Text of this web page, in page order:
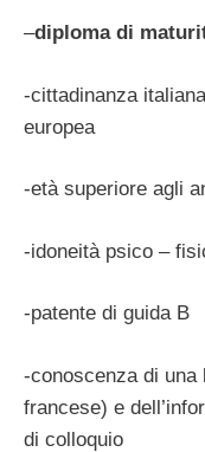
–diploma di
-cittadinanza
europea
-età superiore agli
-idoneità psico –
-patente di guida B
-conoscenza di
francese) e
di colloquio